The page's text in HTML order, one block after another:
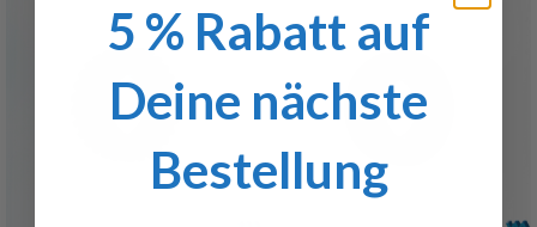
5 % Rabatt auf
Deine nächste
Bestellung